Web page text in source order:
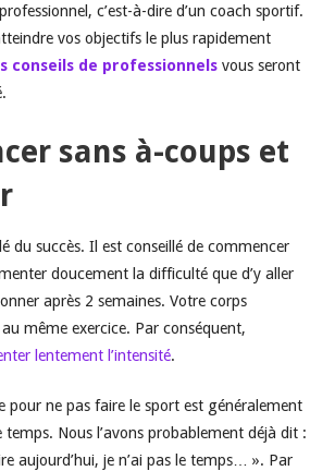
c’est-à-dire d’un coach sportif.
vos objectifs le plus rapidement
conseils de professionnelsvous seront
sans à-coups et
du succès. Il est conseillé de commencer
doucement la difficulté que d’y aller
après 2 semaines. Votre corps
même exercice. Par conséquent,
lentement l’intensité.
pour ne pas faire le sport est généralement
temps. Nous l’avons probablement déjà dit :
aujourd’hui, je n’ai pas le temps… ». Par